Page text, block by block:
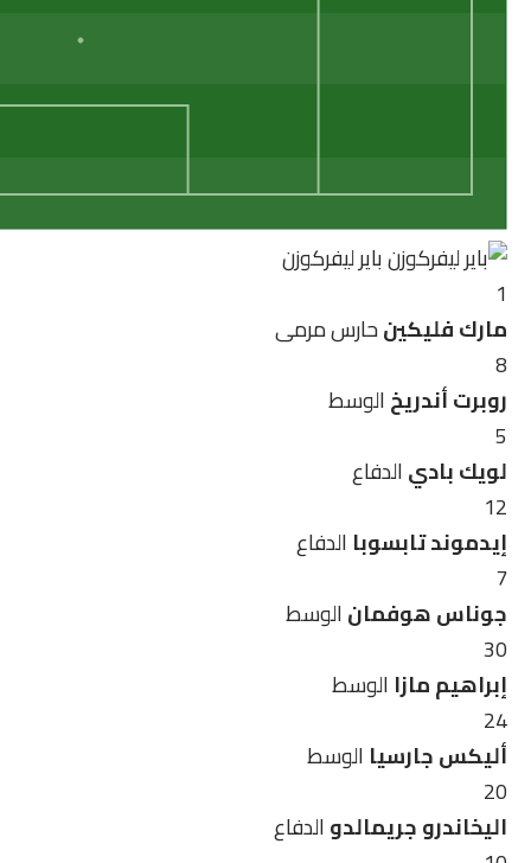
باير ليفركوزن
1
مارك فليكينحارس مرمى
8
روبرت أندريخالوسط
5
لويك باديالدفاع
12
إيدموند تابسوبا الدفاع
7
جوناس هوفمانالوسط
30
إبراهيم مازا الوسط
24
أليكس جارسيا الوسط
20
اليخاندرو جريمالدوالدفاع